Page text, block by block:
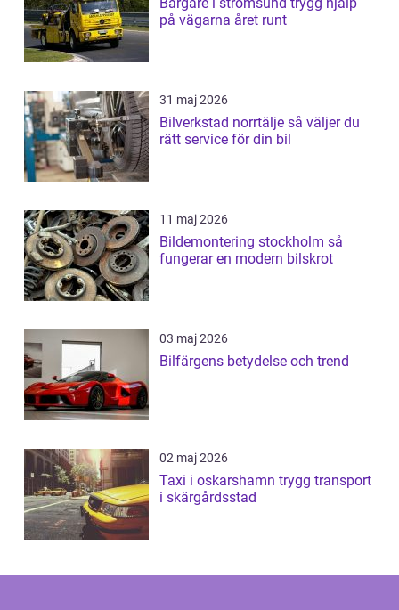
Bärgare i strömsund trygg hjälp
på vägarna året runt
31 maj 2026
Bilverkstad norrtälje så väljer du
rätt service för din bil
11 maj 2026
Bildemontering stockholm så
fungerar en modern bilskrot
03 maj 2026
Bilfärgens betydelse och trend
02 maj 2026
Taxi i oskarshamn trygg transport
i skärgårdsstad